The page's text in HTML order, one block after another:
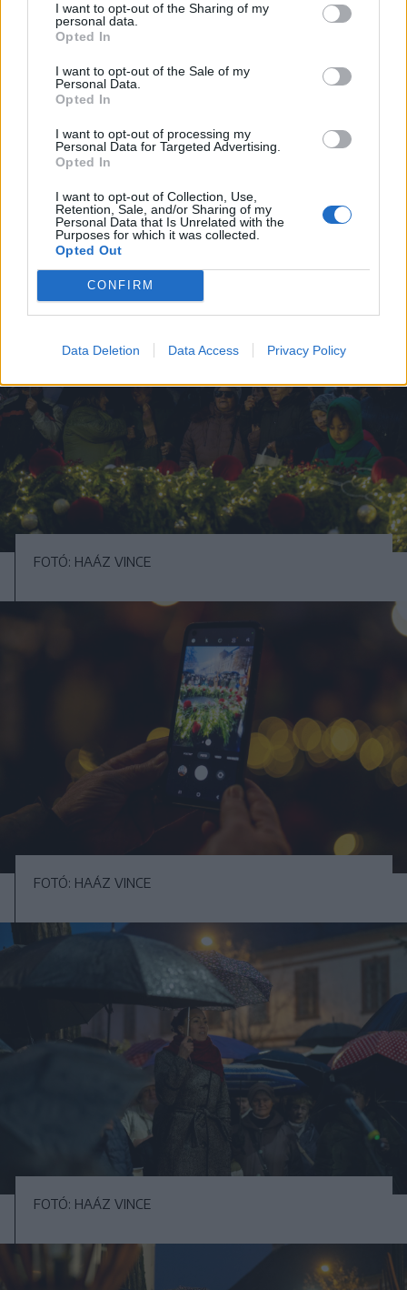
I want to opt-out of the Sharing of my
personal data.
Opted In
I want to opt-out of the Sale of my
Personal Data.
Opted In
I want to opt-out of processing my
Personal Data for Targeted Advertising.
Opted In
I want to opt-out of Collection, Use,
Retention, Sale, and/or Sharing of my
Personal Data that Is Unrelated with the
Purposes for which it was collected.
Opted Out
CONFIRM
Data Deletion Data Access Privacy Policy
FOTÓ: HAÁZ VINCE
FOTÓ: HAÁZ VINCE
FOTÓ: HAÁZ VINCE
FOTÓ: HAÁZ VINCE